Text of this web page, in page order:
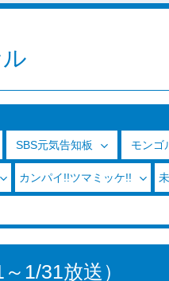
SBS元気告知板 モンゴ
カンパイ!!ツマミッケ!!
1/31放送）